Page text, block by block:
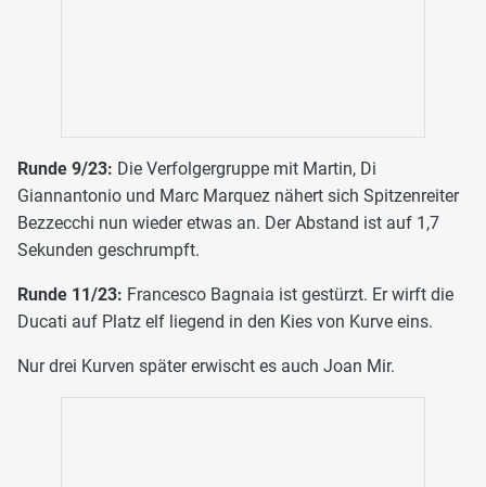
Runde 9/23: Die Verfolgergruppe mit Martin, Di
Giannantonio und Marc Marquez nähert sich Spitzenreiter
Bezzecchi nun wieder etwas an. Der Abstand ist auf 1,7
Sekunden geschrumpft.
Runde 11/23: Francesco Bagnaia ist gestürzt. Er wirft die
Ducati auf Platz elf liegend in den Kies von Kurve eins.
Nur drei Kurven später erwischt es auch Joan Mir.